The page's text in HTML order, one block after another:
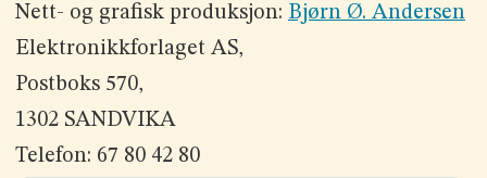
Nett- og grafisk produksjon: Bjørn Ø. Andersen
Elektronikkforlaget AS,
Postboks 570,
1302 SANDVIKA
Telefon: 67 80 42 80